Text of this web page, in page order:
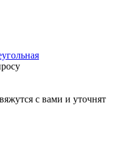
с вами и уточнят